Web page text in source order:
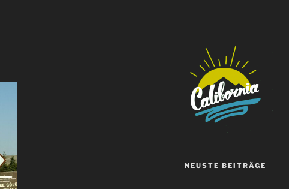
NEUSTE BEITRÄGE